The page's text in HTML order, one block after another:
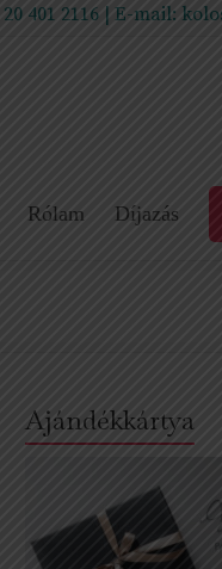
401 2116 | E-mail:
Rólam Díjazás
Ajándékkártya